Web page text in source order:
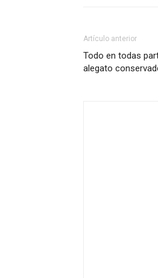
Artículo anterior
Todo en todas
alegato